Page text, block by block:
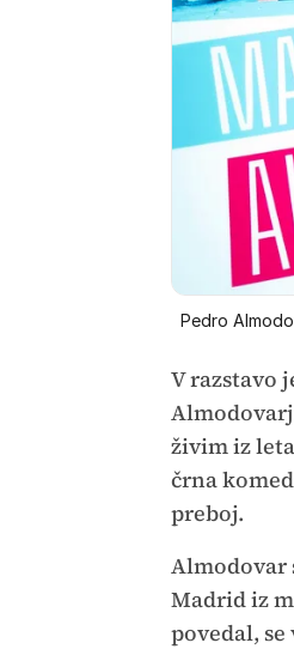
Pedro
V razstavo
živim iz
črna
preboj.
Almodovar
Madrid iz
povedal,